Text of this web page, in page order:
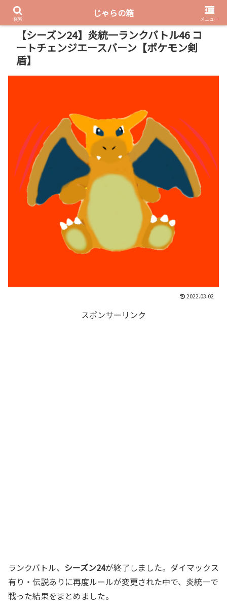
PR
【シーズン24】炎統一ランクバトル46 コ
ートチェンジエースバーン【ポケモン剣
盾】
2022.03.02
スポンサーリンク
ランクバトル、 シーズン24が終了しました。ダイマックス
有り・伝説ありに再度ルールが変更された中で、炎統一で
戦った結果をまとめました。
検索
じゃらの箱
メニュー